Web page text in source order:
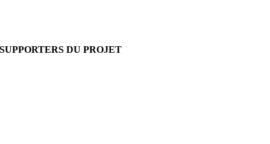
SUPPORTERS DU PROJET